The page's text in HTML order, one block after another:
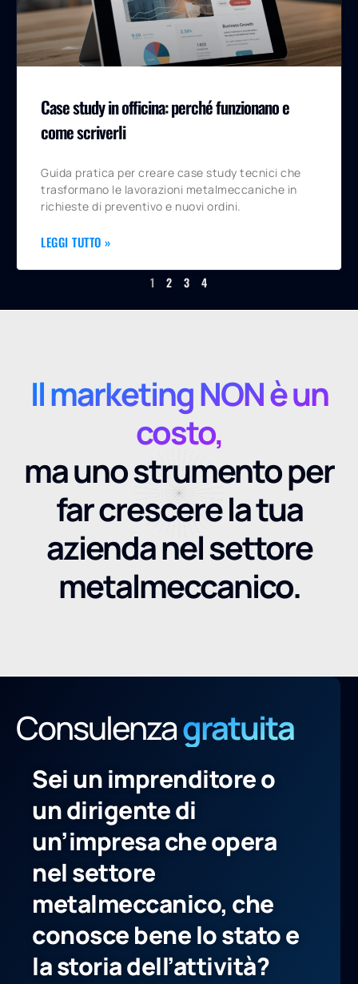
Case study in officina: perché funzionano e
come scriverli
Guida pratica per creare case study tecnici che
trasformano le lavorazioni metalmeccaniche in
richieste di preventivo e nuovi ordini.
LEGGI TUTTO »
1 2 3 4
Il marketing NON è un
costo,
ma uno strumento per
far crescere la tua
azienda nel settore
metalmeccanico.
Consulenzagratuita
Sei un imprenditore o
un dirigente di
un’impresa che opera
nel settore
metalmeccanico, che
conosce bene lo stato e
la storia dell’attività?